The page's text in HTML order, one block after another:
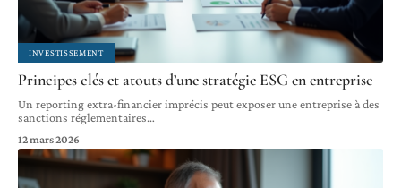
INVESTISSEMENT
Principes clés et atouts d’une stratégie ESG en entreprise
Un reporting extra-financier imprécis peut exposer une entreprise à des
sanctions réglementaires…
12 mars 2026